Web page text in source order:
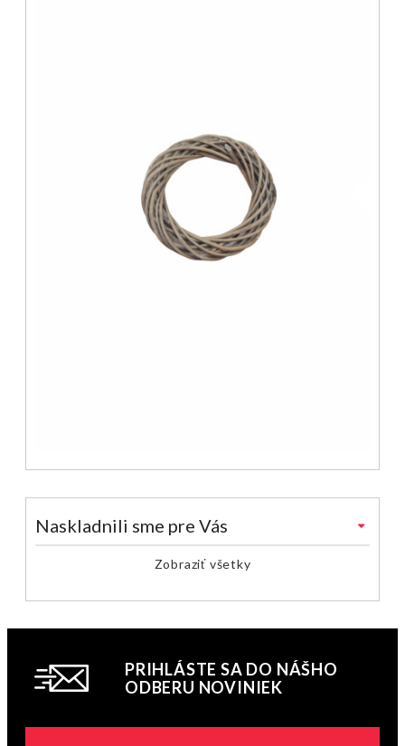
Naskladnili sme pre Vás
Zobraziť všetky
PRIHLÁSTE SA DO NÁŠHO
ODBERU NOVINIEK